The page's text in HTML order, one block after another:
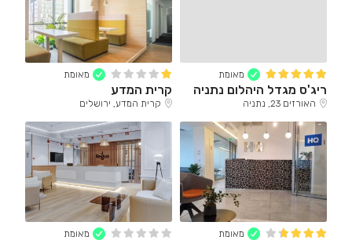
מאומת
ריג'ס מגדל היהלום נתניה
האורזים 23, נתניה
מאומת
קרית המדע
קרית המדע, ירושלים
מאומת מאומת